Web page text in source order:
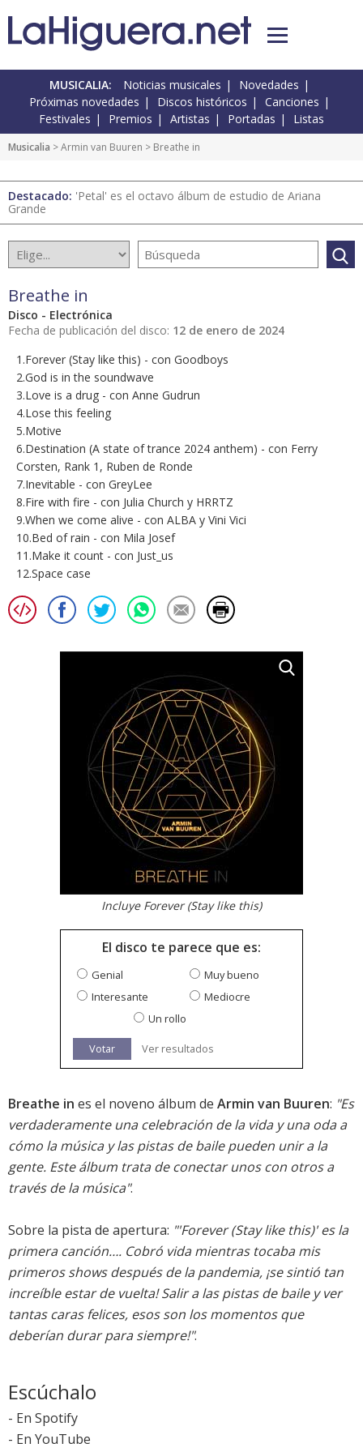
MUSICALIA: Noticias musicales
Novedades
Próximas novedades
Discos históricos
Canciones
Festivales
Premios Artistas Portadas Listas
Musicalia > Armin van Buuren > Breathe in
Destacado: 'Petal' es el octavo álbum de estudio de Ariana
Grande
Breathe in
Disco - Electrónica
Fecha de publicación del disco: 12 de enero de 2024
1.Forever (Stay like this) - con Goodboys
2.God is in the soundwave
3.Love is a drug - con Anne Gudrun
4.Lose this feeling
5.Motive
6.Destination (A state of trance 2024 anthem) - con Ferry
Corsten, Rank 1, Ruben de Ronde
7.Inevitable - con GreyLee
8.Fire with fire - con Julia Church y HRRTZ
9.When we come alive - con ALBA y Vini Vici
10.Bed of rain - con Mila Josef
11.Make it count - con Just_us
12.Space case
Incluye Forever (Stay like this)
El disco te parece que es:
Genial
Muy bueno
Interesante
Mediocre
Un rollo
Votar Ver resultados
Breathe in es el noveno álbum de Armin van Buuren: "Es
verdaderamente una celebración de la vida y una oda a
cómo la música y las pistas de baile pueden unir a la
gente. Este álbum trata de conectar unos con otros a
través de la música".
Sobre la pista de apertura: "'Forever (Stay like this)' es la
primera canción…. Cobró vida mientras tocaba mis
primeros shows después de la pandemia, ¡se sintió tan
increíble estar de vuelta! Salir a las pistas de baile y ver
tantas caras felices, esos son los momentos que
deberían durar para siempre!".
Escúchalo
- En Spotify
- En YouTube